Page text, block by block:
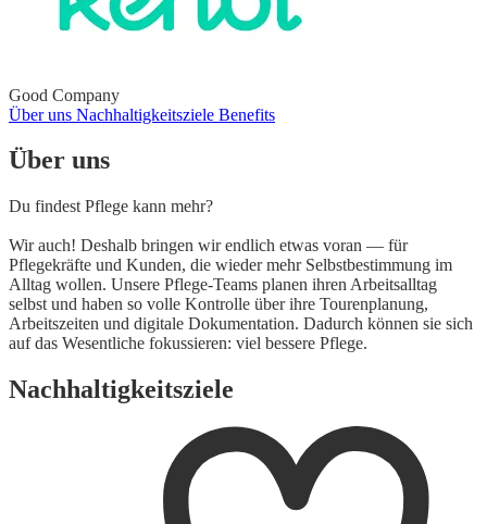
Good Company
Über uns Nachhaltigkeitsziele Benefits
Über uns
Du findest Pflege kann mehr?
Wir auch! Deshalb bringen wir endlich etwas voran — für
Pflegekräfte und Kunden, die wieder mehr Selbstbestimmung im
Alltag wollen. Unsere Pflege-Teams planen ihren Arbeitsalltag
selbst und haben so volle Kontrolle über ihre Tourenplanung,
Arbeitszeiten und digitale Dokumentation. Dadurch können sie sich
auf das Wesentliche fokussieren: viel bessere Pflege.
Nachhaltigkeitsziele